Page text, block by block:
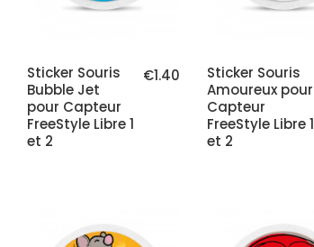
€1.40
Sticker Souris
Bubble Jet
pour Capteur
FreeStyle Libre 1
et 2
Sticker Souris
Amoureux pour
Capteur
FreeStyle Libre 1
et 2